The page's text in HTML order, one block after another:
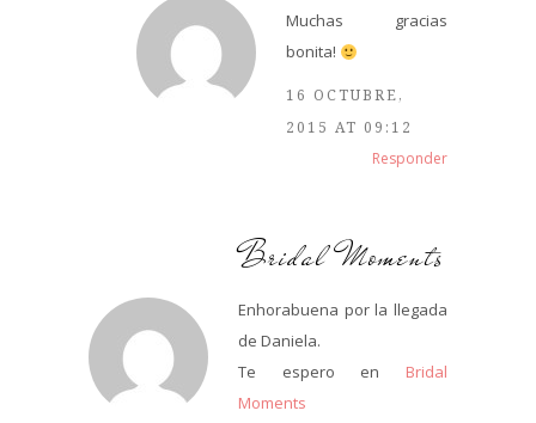
Muchas gracias
bonita!
16 OCTUBRE,
2015 AT 09:12
Responder
Bridal Moments
Enhorabuena por la llegada
de Daniela.
Te espero en Bridal
Moments